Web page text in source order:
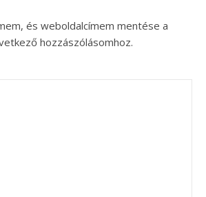
és weboldalcímem mentése a
hozzászólásomhoz.